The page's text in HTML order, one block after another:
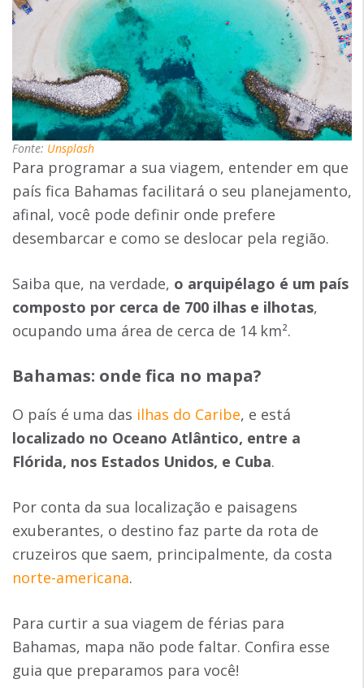
Fonte: Unsplash
Para programar a sua viagem, entender em que
país fica Bahamas facilitará o seu planejamento,
afinal, você pode definir onde prefere
desembarcar e como se deslocar pela região.
Saiba que, na verdade, o arquipélago é um país
composto por cerca de 700 ilhas e ilhotas,
ocupando uma área de cerca de 14 km².
Bahamas: onde fica no mapa?
O país é uma das ilhas do Caribe, e está
localizado no Oceano Atlântico, entre a
Flórida, nos Estados Unidos, e Cuba.
Por conta da sua localização e paisagens
exuberantes, o destino faz parte da rota de
cruzeiros que saem, principalmente, da costa
norte-americana.
Para curtir a sua viagem de férias para
Bahamas, mapa não pode faltar. Confira esse
guia que preparamos para você!